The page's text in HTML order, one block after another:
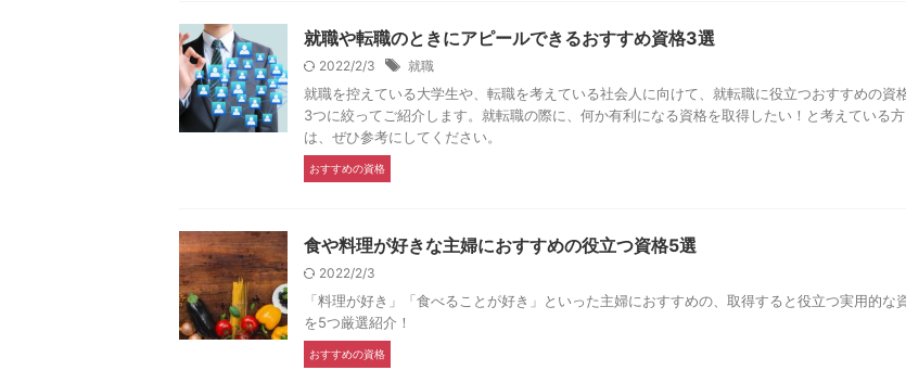
就職や転職のときにアピールできるおすすめ資格3選
2022/2/3 就職
就職を控えている大学生や、転職を考えている社会人に向けて、就転職に役立つおすすめの資
3つに絞ってご紹介します。就転職の際に、何か有利になる資格を取得したい！と考えている方
は、ぜひ参考にしてください。
おすすめの資格
食や料理が好きな主婦におすすめの役立つ資格5選
2022/2/3
「料理が好き」「食べることが好き」といった主婦におすすめの、取得すると役立つ実用的な
を5つ厳選紹介！
おすすめの資格